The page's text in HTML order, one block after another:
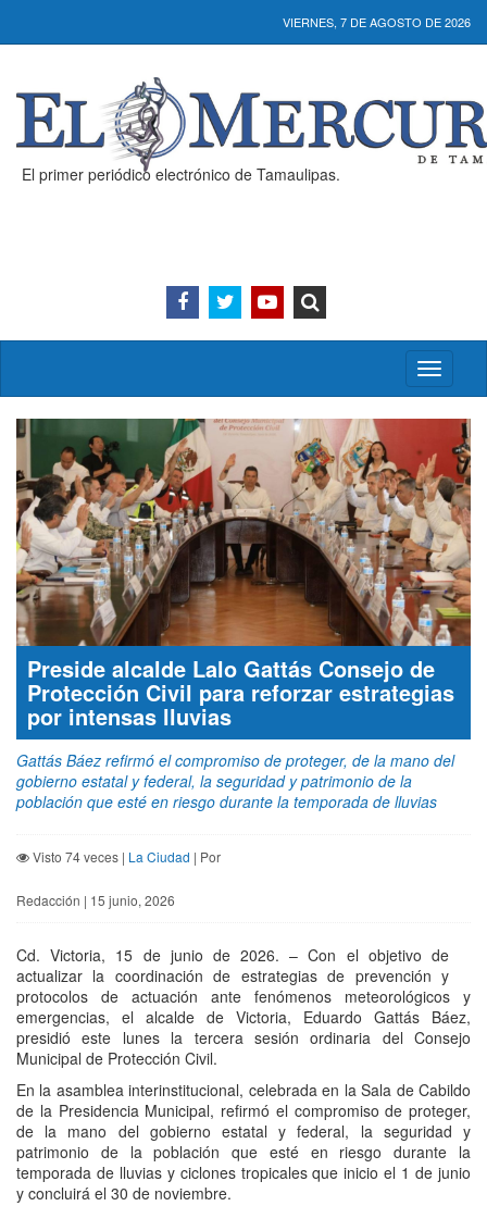
VIERNES, 7 DE AGOSTO DE 2026
El primer periódico electrónico de Tamaulipas.
Activar/
menú
Preside alcalde Lalo Gattás Consejo de
Protección Civil para reforzar estrategias
por intensas lluvias
Gattás Báez refirmó el compromiso de proteger, de la mano del
gobierno estatal y federal, la seguridad y patrimonio de la
población que esté en riesgo durante la temporada de lluvias
Visto 74 veces | La Ciudad | Por
Redacción | 15 junio, 2026
Cd. Victoria, 15 de junio de 2026. – Con el objetivo de
actualizar la coordinación de estrategias de prevención y
protocolos de actuación ante fenómenos meteorológicos y
emergencias, el alcalde de Victoria, Eduardo Gattás Báez,
presidió este lunes la tercera sesión ordinaria del Consejo
Municipal de Protección Civil.
En la asamblea interinstitucional, celebrada en la Sala de Cabildo
de la Presidencia Municipal, refirmó el compromiso de proteger,
de la mano del gobierno estatal y federal, la seguridad y
patrimonio de la población que esté en riesgo durante la
temporada de lluvias y ciclones tropicales que inicio el 1 de junio
y concluirá el 30 de noviembre.